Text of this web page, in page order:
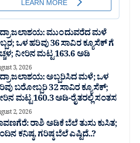
ಜಲಾಶಯ: ಮುಂದುವರೆದ ಮಳೆ
ಒಳ ಹರಿವು 36 ಸಾವಿರ‌ ಕ್ಯೂಸೆಕ್ ಗೆ
ನೀರಿನ ಮಟ್ಟ 163.6 ಅಡಿ
3, 2026
ಜಲಾಶಯ: ಅಬ್ಬರಿಸಿದ ಮಳೆ; ಒಳ
ಬರೋಬ್ಬರಿ 32 ಸಾವಿರ‌ ಕ್ಯೂಸೆಕ್;
ಮಟ್ಟ 160.3 ಅಡಿ-ರೈತರಲ್ಲಿ ಸಂತಸ
2, 2026
ರಾಶಿ ಅಡಿಕೆ ಬೆಲೆ ತುಸು‌ ಕುಸಿತ;
ಕನಿಷ್ಠ, ಗರಿಷ್ಠ ಬೆಲೆ ಎಷ್ಟಿದೆ..?